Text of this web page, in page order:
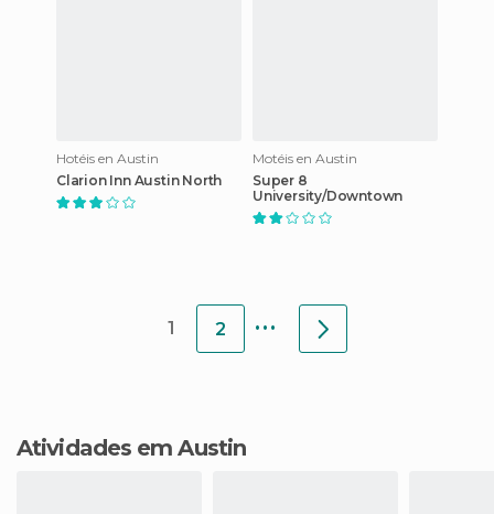
Hotéis en Austin
Clarion Inn Austin North
Motéis en Austin
Super 8
University/Downtown
1 2 ...
Atividades em Austin